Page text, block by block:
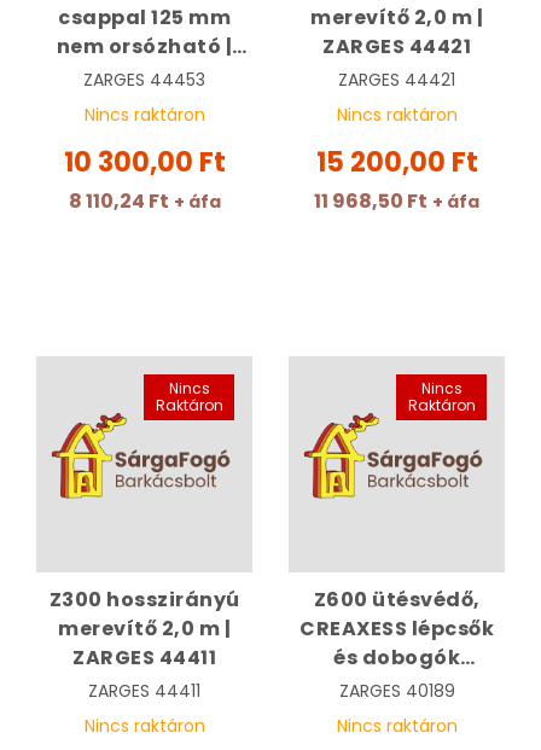
csappal 125 mm
nem orsózható |
ZARGES 44453
ZARGES 44453
Nincs raktáron
10 300,00 Ft
8 110,24 Ft + áfa
merevítő 2,0 m |
ZARGES 44421
ZARGES 44421
Nincs raktáron
15 200,00 Ft
11 968,50 Ft + áfa
Nincs
Raktáron
Z300 hosszirányú
merevítő 2,0 m |
ZARGES 44411
ZARGES 44411
Nincs raktáron
Nincs
Raktáron
Z600 ütésvédő,
CREAXESS lépcsők
és dobogók
korlátjaihoz 40 mm
| ZARGES 40189
ZARGES 40189
Nincs raktáron